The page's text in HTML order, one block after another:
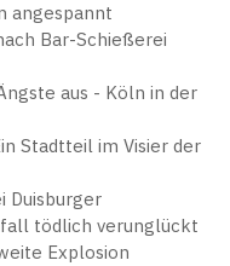
angespannt
Bar-Schießerei
aus - Köln in der
Stadtteil im Visier der
Duisburger
tödlich verunglückt
Explosion